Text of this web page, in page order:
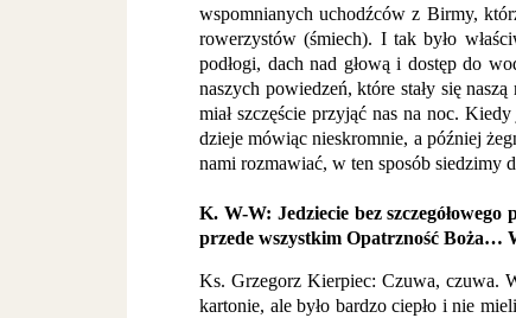
wspomnianych uchodźców z Birmy,
rowerzystów (śmiech). I tak było
podłogi, dach nad głową i dostęp do
naszych powiedzeń, które stały się
miał szczęście przyjąć nas na noc.
dzieje mówiąc nieskromnie, a później
nami rozmawiać, w ten sposób siedzimy
K. W-W: Jedziecie bez
przede wszystkim Opatrzność Boża…
Ks. Grzegorz Kierpiec: Czuwa, czuwa.
kartonie, ale było bardzo ciepło i nie